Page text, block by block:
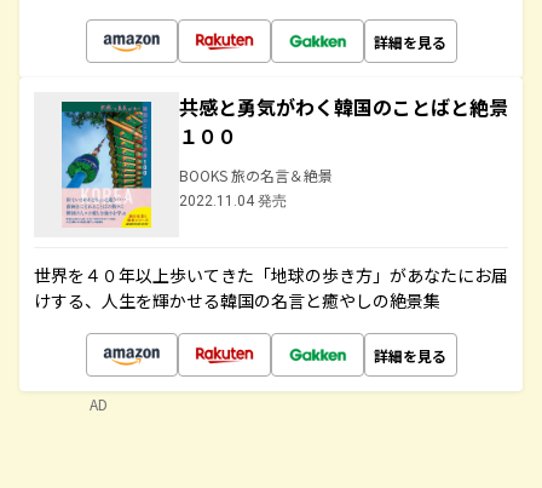
詳細を見る
共感と勇気がわく韓国のことばと絶景
１００
BOOKS 旅の名言＆絶景
2022.11.04 発売
世界を４０年以上歩いてきた「地球の歩き方」があなたにお届
けする、人生を輝かせる韓国の名言と癒やしの絶景集
詳細を見る
AD